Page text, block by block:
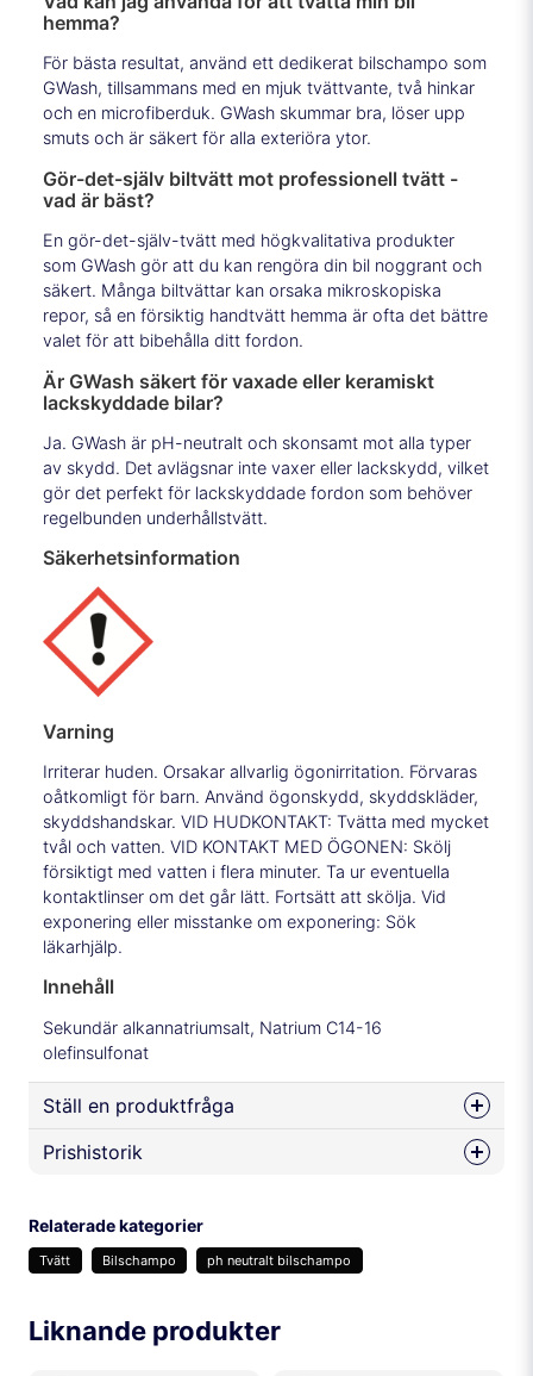
hemma?
För bästa resultat, använd ett dedikerat bilschampo som
GWash, tillsammans med en mjuk tvättvante, två hinkar
och en microfiberduk. GWash skummar bra, löser upp
smuts och är säkert för alla exteriöra ytor.
Gör-det-själv biltvätt mot professionell tvätt -
vad är bäst?
En gör-det-själv-tvätt med högkvalitativa produkter
som GWash gör att du kan rengöra din bil noggrant och
säkert. Många biltvättar kan orsaka mikroskopiska
repor, så en försiktig handtvätt hemma är ofta det bättre
valet för att bibehålla ditt fordon.
Är GWash säkert för vaxade eller keramiskt
lackskyddade bilar?
Ja. GWash är pH-neutralt och skonsamt mot alla typer
av skydd. Det avlägsnar inte vaxer eller lackskydd, vilket
gör det perfekt för lackskyddade fordon som behöver
regelbunden underhållstvätt.
Säkerhetsinformation
Varning
Irriterar huden. Orsakar allvarlig ögonirritation. Förvaras
oåtkomligt för barn. Använd ögonskydd, skyddskläder,
skyddshandskar. VID HUDKONTAKT: Tvätta med mycket
tvål och vatten. VID KONTAKT MED ÖGONEN: Skölj
försiktigt med vatten i flera minuter. Ta ur eventuella
kontaktlinser om det går lätt. Fortsätt att skölja. Vid
exponering eller misstanke om exponering: Sök
läkarhjälp.
Innehåll
Sekundär alkannatriumsalt, Natrium C14-16
olefinsulfonat
Ställ en produktfråga
question
Prishistorik
Relaterade kategorier
Tvätt Bilschampo ph neutralt bilschampo
Liknande produkter